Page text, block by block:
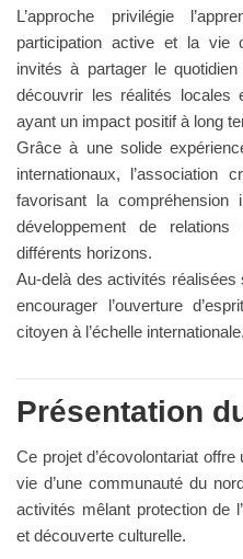
L’approche privilégie
participation active et la vie
invités à partager le
découvrir les réalités locales
ayant un impact positif à long
Grâce à une solide
internationaux, l’association
favorisant la compréhension
développement de
différents horizons.
Au-delà des activités réalisées
encourager l’ouverture
citoyen à l’échelle internationale.
Présentation
Ce projet d’écovolontariat
vie d’une communauté du
activités mêlant protection de
et découverte culturelle.